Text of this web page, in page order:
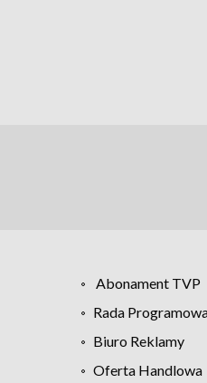
Abonament TVP
Rada
Biuro Reklamy
Oferta Handlowa